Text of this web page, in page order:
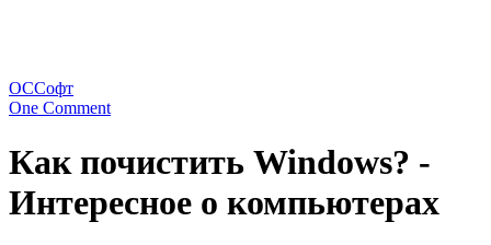
ОССофт
One Comment
Как почистить Windows? -
Интересное о компьютерах